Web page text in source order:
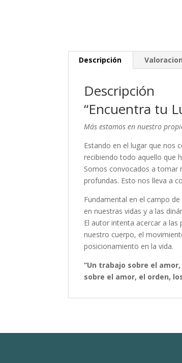
Descripción
Descripción
“Encuentra tu
Más estamos en nuestro
Estando en el lugar que nos
recibiendo todo aquello que
Somos convocados a tomar
profundas. Esto nos lleva a
Fundamental en el campo
en nuestras vidas y a las
El autor intenta acercar a
nuestro cuerpo, el
posicionamiento en la vida.
“Un trabajo sobre el
sobre el amor, el orden,